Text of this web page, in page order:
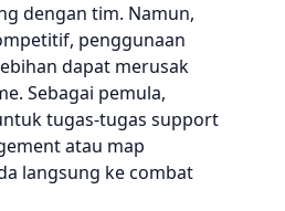
dengan tim. Namun,
penggunaan
dapat merusak
Sebagai pemula,
tugas-tugas support
atau map
langsung ke combat